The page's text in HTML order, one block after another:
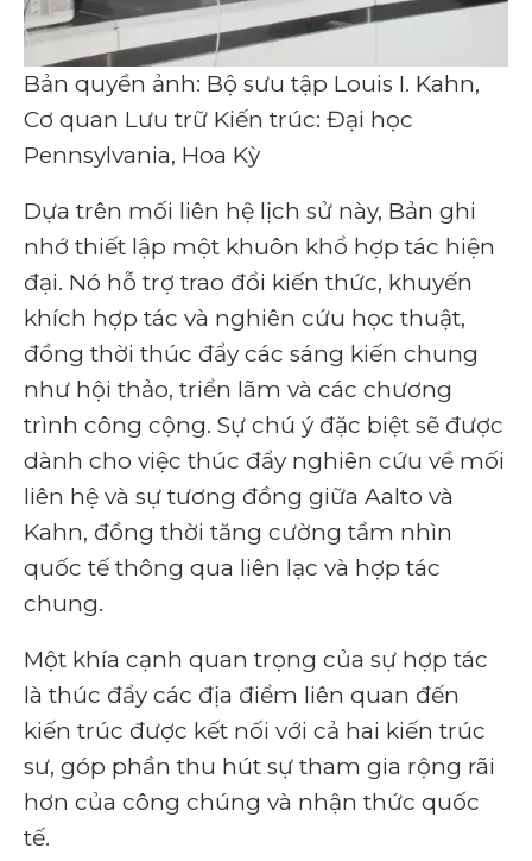
Bản quyền ảnh: Bộ sưu tập Louis I. Kahn,
Cơ quan Lưu trữ Kiến trúc: Đại học
Pennsylvania, Hoa Kỳ
Dựa trên mối liên hệ lịch sử này, Bản ghi
nhớ thiết lập một khuôn khổ hợp tác hiện
đại. Nó hỗ trợ trao đổi kiến ​​thức, khuyến
khích hợp tác và nghiên cứu học thuật,
đồng thời thúc đẩy các sáng kiến ​​chung
như hội thảo, triển lãm và các chương
trình công cộng. Sự chú ý đặc biệt sẽ được
dành cho việc thúc đẩy nghiên cứu về mối
liên hệ và sự tương đồng giữa Aalto và
Kahn, đồng thời tăng cường tầm nhìn
quốc tế thông qua liên lạc và hợp tác
chung.
Một khía cạnh quan trọng của sự hợp tác
là thúc đẩy các địa điểm liên quan đến
kiến ​​trúc được kết nối với cả hai kiến ​​trúc
sư, góp phần thu hút sự tham gia rộng rãi
hơn của công chúng và nhận thức quốc
tế.